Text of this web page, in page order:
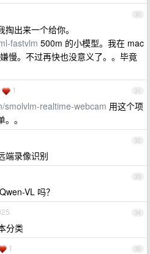
30
出来一个给你。
fastvlm 500m 的小模型。我在 mac
慢。不过再快也没意义了。。毕竟
31
1
smolvlm-realtime-webcam 用这个项
。
32
端录像识别
33
VL 吗？
34
分类
35
1